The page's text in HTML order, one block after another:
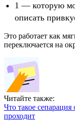
1 — которую
описать
Это работает как
переключается на
Читайте также:
Что такое
проходит